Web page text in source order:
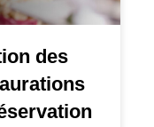
des